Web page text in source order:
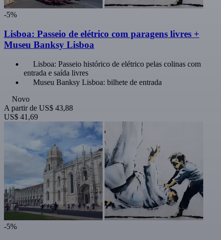
-5%
Lisboa: Passeio de elétrico com paragens livres +
Museu Banksy Lisboa
Lisboa: Passeio histórico de elétrico pelas colinas com
entrada e saída livres
Museu Banksy Lisboa: bilhete de entrada
Novo
A partir de US$ 43,88
US$ 41,69
-5%